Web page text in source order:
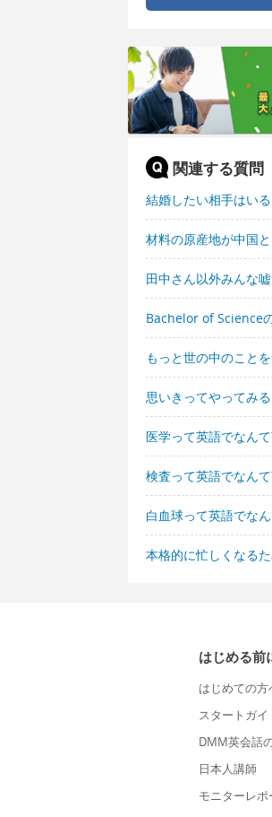
関連する質問
結婚したい相手はい
材料の原産地が中国
田中さん以外みんな
Bachelor of Science
もっと世の中のこと
思いきってやってみ
医学って英語でなん
検査って英語でなん
白血球って英語でな
本格的に忙しくなる
はじめる前
はじめての方
スタートガイ
DMM英会話
日本人講師
モニターレポ